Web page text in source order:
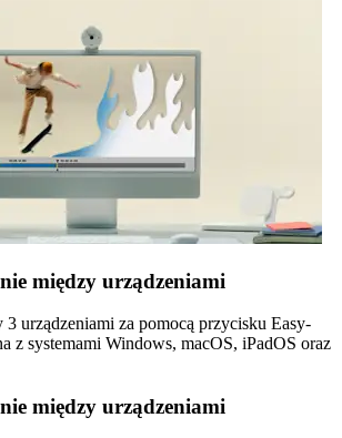
między urządzeniami
3 urządzeniami za pomocą przycisku Easy-
z systemami Windows, macOS, iPadOS oraz
między urządzeniami